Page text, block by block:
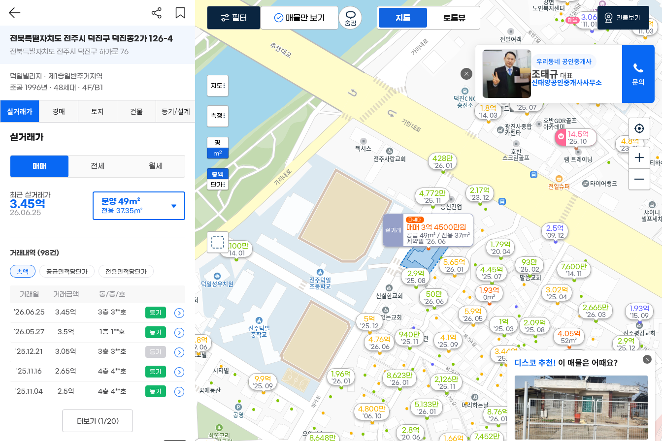
3.06억
'11. 01
매물
4.05억
52m²
실거래
다세대
매매 3억 4500만원
공급 49m² / 전용 37m²
계약일 '26. 06
50만
'26. 06
4.76억
'26. 06
5.9억
'26. 05
2,665만
'26. 03
6억
'26. 03
5.65억
'26. 01
8,623만
'26. 01
8,648만
5,133만
'26. 01
428만
'26. 01
1.96억
'26. 01
890만
7,452만
8.76억
'26. 01
2.9억
'25. 12
2.9억
'25. 12
5억
'25. 12
1.9억
'25. 11
4,772만
'25. 11
'25. 11
2,126만
'25. 11
940만
'25. 11
14.5억
'25. 10
3.44억
'25. 10
9.9억
'25. 09
4.1억
'25. 09
2.9억
'25. 08
2.09억
'25. 08
1.87억
7,370만
'25. 07
4.45억
'25. 07
3.85억
'25. 06
3.02억
'25. 04
1억
'25. 03
93만
'25. 02
1.93억
0m²
2.17억
'23. 12
4.8억
'23. 05
2.8억
'20. 06 1.66억
2,600만
'20. 04
1.79억
'20. 04
11.8억
'19. 06
400만
'16. 08
1.93억
'15. 09
7,600만
'14. 11
1.8억
'14. 03
8,100만
'14. 01
2.4억
'11. 03
2.5억
'09. 12
4,800만
'06. 10
디스코 추천! 이 매물은 어때요?
우리동네 공인중개사
조태규 대표
신태양공인중개사사무소
지도 로드뷰
지도
측정
평
m2
총액
단가
필터 매물만 보기 건물보기
전북특별자치도 전주시 덕진구 덕진동2가 126-4
전북특별자치도 전주시 덕진구 하가로 76
덕일빌리지 · 제1종일반주거지역
준공 1996년 · 48세대 · 4F/B1
실거래가 경매 토지 건물 등기/설계
실거래가
매매 전세 월세
최근 실거래가
3.45억
26.06.25
분양49m²
전용 37.35m²
거래내역 (98건)
총액 공급면적당단가 전용면적당단가
거래일 거래금액 동/층/호
'26.06.25 3.45억 3층 3**호 등기
'26.05.27 3.5억 1층 1**호 등기
'25.12.21 3.05억 3층 3**호 등기
'25.11.16 2.65억 4층 4**호 등기
'25.11.04 2.5억 4층 4**호 등기
더보기 (1/20)